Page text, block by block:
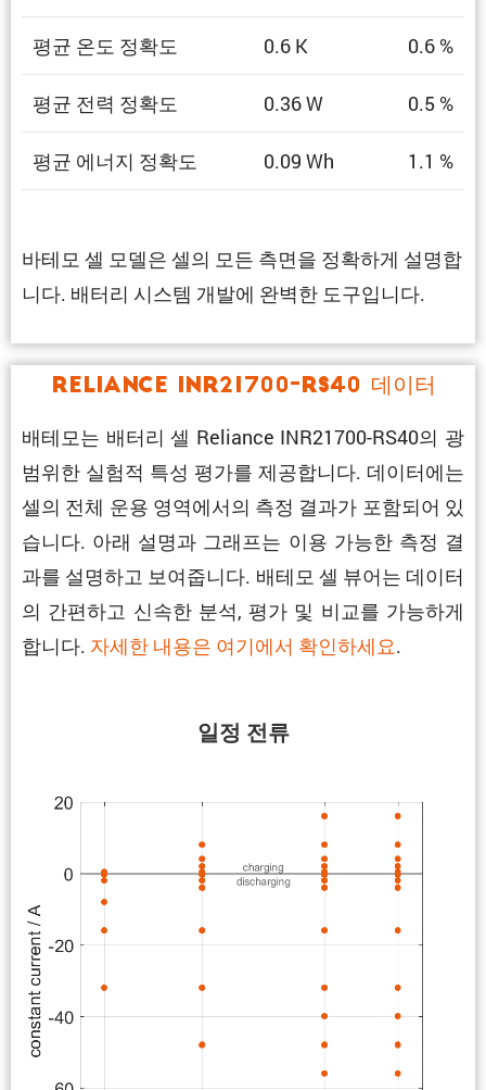
평균 온도 정확도 0.6 K 0.6 %
평균 전력 정확도 0.36 W 0.5 %
평균 에너지 정확도 0.09 Wh 1.1 %
바테모 셀 모델은 셀의 모든 측면을 정확하게 설명합
니다. 배터리 시스템 개발에 완벽한 도구입니다.
Reliance INR21700-RS40 데이터
배테모는 배터리 셀 Reliance INR21700-RS40의 광
범위한 실험적 특성 평가를 제공합니다. 데이터에는
셀의 전체 운용 영역에서의 측정 결과가 포함되어 있
습니다. 아래 설명과 그래프는 이용 가능한 측정 결
과를 설명하고 보여줍니다. 배테모 셀 뷰어는 데이터
의 간편하고 신속한 분석, 평가 및 비교를 가능하게
합니다. 자세한 내용은 여기에서 확인하세요.
일정 전류